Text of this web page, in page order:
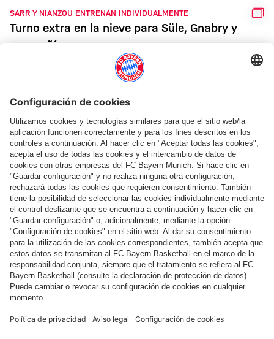
SARR Y NIANZOU ENTRENAN INDIVIDUALMENTE
Turno extra en la nieve para Süle, Gnabry y
compañía.
SABITZER, SARR Y NIANZOU ESTÁN LESIONADOS
Sin cinco jugadores ante el Arminia Bielefeld
Mostrar más contenido
COLABORADOR